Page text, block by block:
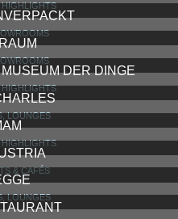
DER DINGE
LOUNGES
& CAFÉS
LOUNGES